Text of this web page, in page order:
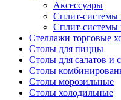
Аксессуары
Сплит-системы
Сплит-системы
Стеллажи торговые
Столы для пиццы
Столы для салатов и
Столы
Столы морозильные
Столы холодильные